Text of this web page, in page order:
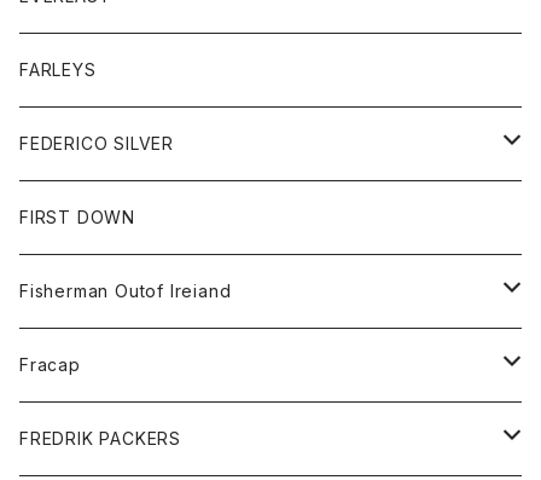
シャツ
セーター
ボトム
ショートパンツ
パンツ
レディース
コート
ジャケット
トップス
ジャケット
スエットシャツ
ボトム
スエットパンツ
グッズ
帽子
FARLEYS
FEDERICO SILVER
アクセサリー
FIRST DOWN
Fisherman Outof Ireiand
ニット
Fracap
グッズ
FREDRIK PACKERS